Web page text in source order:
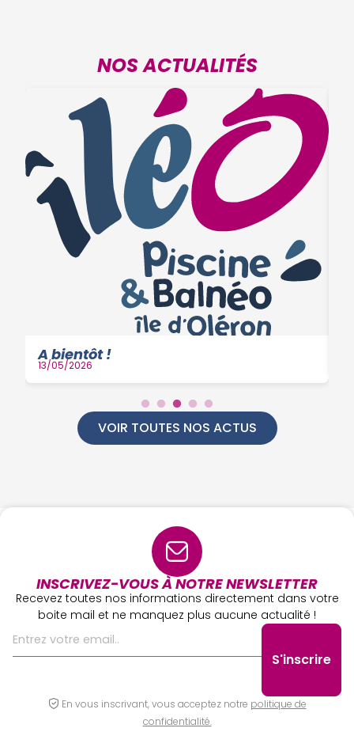
NOS ACTUALITÉS
A bientôt !
13/05/2026
VOIR TOUTES NOS ACTUS
INSCRIVEZ-VOUS À NOTRE NEWSLETTER
Recevez toutes nos informations directement dans votre
boite mail et ne manquez plus aucune actualité !
En vous inscrivant, vous acceptez notre politique de
confidentialité.